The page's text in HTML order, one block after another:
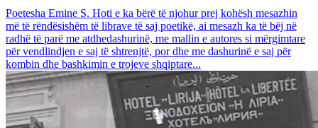
Poetesha Emine S. Hoti e ka bërë të njohur prej kohësh mesazhin
më të rëndësishëm të librave të saj poetikë, ai mesazh ka të bëj në
radhë të parë me atdhedashurinë, me mallin e autores si mërgimtare
për vendlindjen e saj të shtrenjtë, por dhe me dashurinë e saj për
kombin dhe bashkimin e trojeve shqiptare...